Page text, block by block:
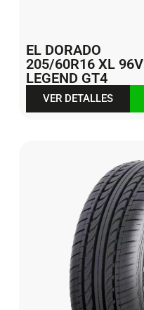
EL DORADO
205/60R16 XL 96V
LEGEND GT4
VER DETALLES